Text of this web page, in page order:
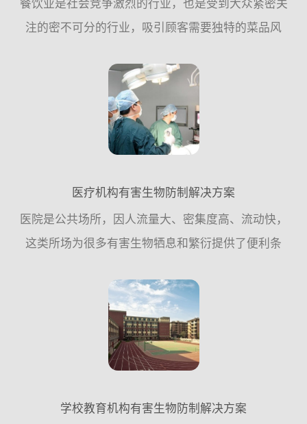
餐饮业是社会竞争激烈的行业，也是受到大众紧密关
注的密不可分的行业，吸引顾客需要独特的菜品风
往可能只需要一粒小小的“老鼠屎”。餐饮业与食品密
不可分的关系，...
医疗机构有害生物防制解决方案
医院是公共场所，因人流量大、密集度高、流动快，
这类所场为很多有害生物牺息和繁衍提供了便利条
循从源头控制的原则，更多的需要从日常工作中采取
预防措施，尽量少用...
学校教育机构有害生物防制解决方案